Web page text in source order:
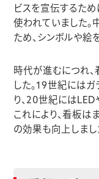
ビスを宣伝するた
使われていました。
ため、シンボルや絵
時代が進むにつれ
した。19世紀にはガ
り、20世紀にはLED
これにより、看板は
の効果も向上しまし